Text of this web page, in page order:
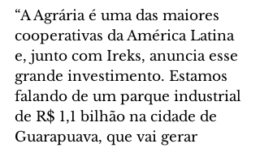
“A Agrária é uma das maiores
cooperativas da América Latina
e, junto com Ireks, anuncia esse
grande investimento. Estamos
falando de um parque industrial
de R$ 1,1 bilhão na cidade de
Guarapuava, que vai gerar